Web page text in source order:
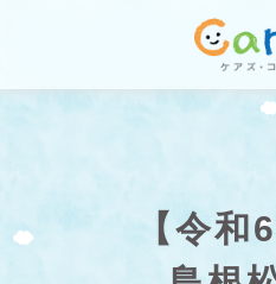
【令和